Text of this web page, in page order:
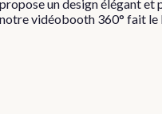
un design élégant et
vidéobooth 360° fait